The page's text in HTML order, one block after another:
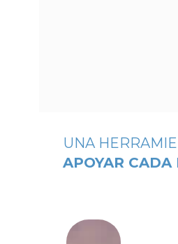
UNA
APOYAR CADA